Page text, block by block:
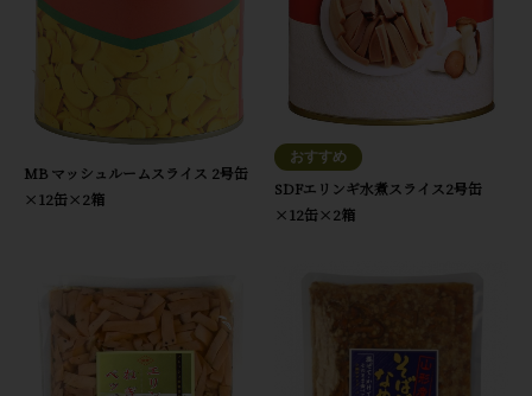
MB マッシュルームスライス 2号缶
×12缶×2箱
SDFエリンギ水煮スライス2号缶
×12缶×2箱